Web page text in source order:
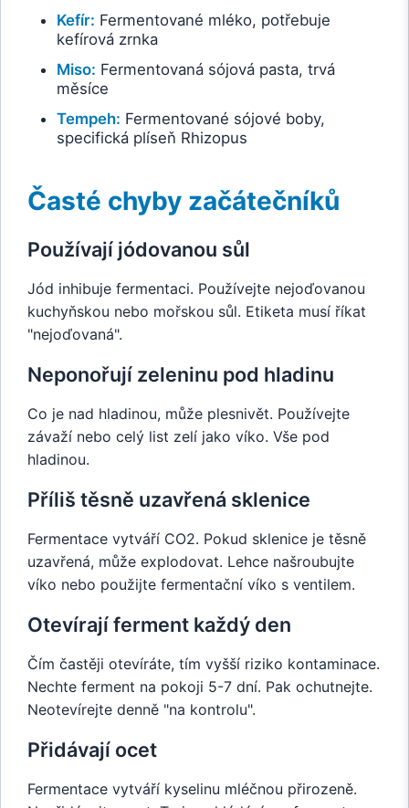
Kefír: Fermentované mléko, potřebuje
kefírová zrnka
Miso: Fermentovaná sójová pasta, trvá
měsíce
Tempeh: Fermentované sójové boby,
specifická plíseň Rhizopus
Časté chyby začátečníků
Používají jódovanou sůl
Jód inhibuje fermentaci. Používejte nejoďovanou
kuchyňskou nebo mořskou sůl. Etiketa musí říkat
"nejoďovaná".
Neponořují zeleninu pod hladinu
Co je nad hladinou, může plesnivět. Používejte
závaží nebo celý list zelí jako víko. Vše pod
hladinou.
Příliš těsně uzavřená sklenice
Fermentace vytváří CO2. Pokud sklenice je těsně
uzavřená, může explodovat. Lehce našroubujte
víko nebo použijte fermentační víko s ventilem.
Otevírají ferment každý den
Čím častěji otevíráte, tím vyšší riziko kontaminace.
Nechte ferment na pokoji 5-7 dní. Pak ochutnejte.
Neotevírejte denně "na kontrolu".
Přidávají ocet
Fermentace vytváří kyselinu mléčnou přirozeně.